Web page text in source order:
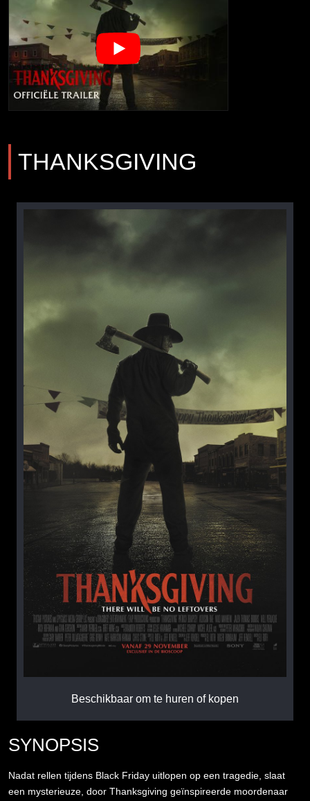
THANKSGIVING
Beschikbaar om te huren of kopen
SYNOPSIS
Nadat rellen tijdens Black Friday uitlopen op een tragedie, slaat
een mysterieuze, door Thanksgiving geïnspireerde moordenaar